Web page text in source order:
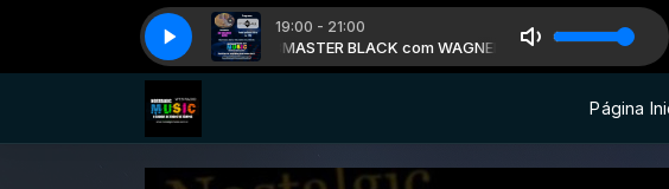
19:00 - 21:00
BLACK com WAGNER HITX M.BMASTER BLACK com WAGNER HITX M.B
Página